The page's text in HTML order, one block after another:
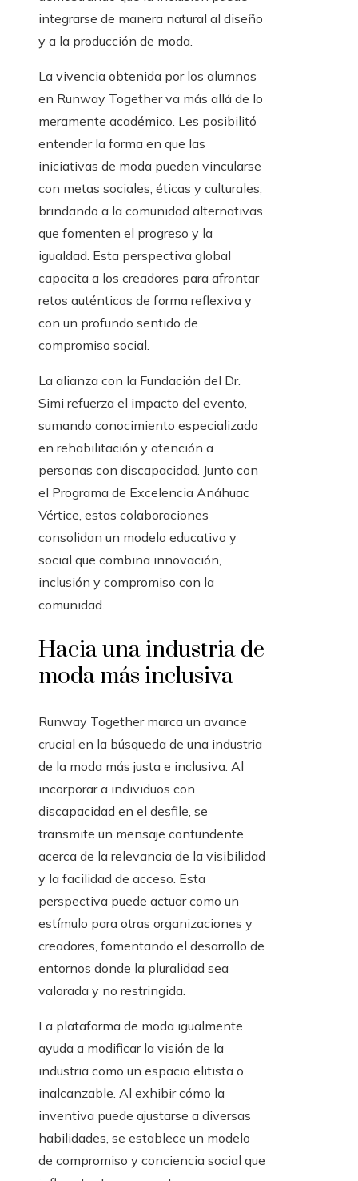
integrarse de manera natural al diseño
y a la producción de moda.
La vivencia obtenida por los alumnos
en Runway Together va más allá de lo
meramente académico. Les posibilitó
entender la forma en que las
iniciativas de moda pueden vincularse
con metas sociales, éticas y culturales,
brindando a la comunidad alternativas
que fomenten el progreso y la
igualdad. Esta perspectiva global
capacita a los creadores para afrontar
retos auténticos de forma reflexiva y
con un profundo sentido de
compromiso social.
La alianza con la Fundación del Dr.
Simi refuerza el impacto del evento,
sumando conocimiento especializado
en rehabilitación y atención a
personas con discapacidad. Junto con
el Programa de Excelencia Anáhuac
Vértice, estas colaboraciones
consolidan un modelo educativo y
social que combina innovación,
inclusión y compromiso con la
comunidad.
Hacia una industria de
moda más inclusiva
Runway Together marca un avance
crucial en la búsqueda de una industria
de la moda más justa e inclusiva. Al
incorporar a individuos con
discapacidad en el desfile, se
transmite un mensaje contundente
acerca de la relevancia de la visibilidad
y la facilidad de acceso. Esta
perspectiva puede actuar como un
estímulo para otras organizaciones y
creadores, fomentando el desarrollo de
entornos donde la pluralidad sea
valorada y no restringida.
La plataforma de moda igualmente
ayuda a modificar la visión de la
industria como un espacio elitista o
inalcanzable. Al exhibir cómo la
inventiva puede ajustarse a diversas
habilidades, se establece un modelo
de compromiso y conciencia social que